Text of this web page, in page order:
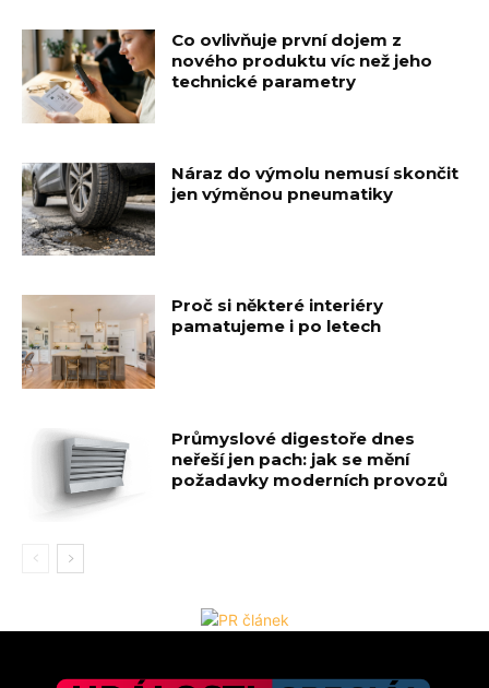
Co ovlivňuje první dojem z
nového produktu víc než jeho
technické parametry
Náraz do výmolu nemusí skončit
jen výměnou pneumatiky
Proč si některé interiéry
pamatujeme i po letech
Průmyslové digestoře dnes
neřeší jen pach: jak se mění
požadavky moderních provozů